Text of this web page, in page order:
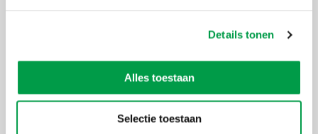
Details tonen
Alles toestaan
Selectie toestaan
heupen. Zo kan je een betere keuze maken – en is de kans ook
“Intussen werken zo’n twintig labels met onze technologie:
FaustoCycling
om er een paar bij naam te
noemen. Naast moderetailers is Shavatar erg interessant voor
bedrijfskleding, want we bieden een efficiënt alternatief voor
tijdrovende pas-sessies. Zo mogen weTexet